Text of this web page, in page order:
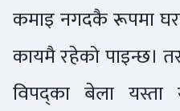
कमाइ नगदकै रूपमा
कायमै रहेको पाइन्छ।
विपद्का बेला